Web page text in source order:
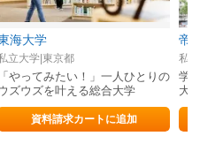
海大学
立大学|東京都
「やってみたい！」一人ひとりの
ズウズを叶える総合大学
資料請求カートに追加
帝
私
学
大